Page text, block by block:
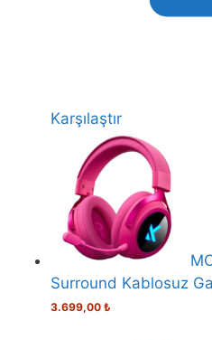
Karşılaştır
Surround Kablosuz
3.699,00 ₺